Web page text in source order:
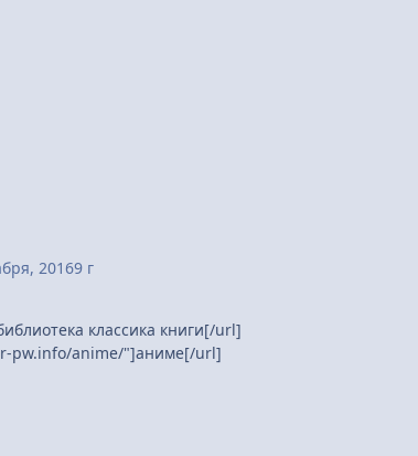
20169 г
классика книги[/url]
pw.info/anime/"]аниме[/url]